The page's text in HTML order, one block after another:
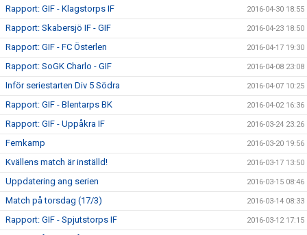
Rapport: GIF - Klagstorps IF 2016-04-30 18:55
Rapport: Skabersjö IF - GIF 2016-04-23 18:50
Rapport: GIF - FC Österlen 2016-04-17 19:30
Rapport: SoGK Charlo - GIF 2016-04-08 23:08
Inför seriestarten Div 5 Södra 2016-04-07 10:25
Rapport: GIF - Blentarps BK 2016-04-02 16:36
Rapport: GIF - Uppåkra IF 2016-03-24 23:26
Femkamp 2016-03-20 19:56
Kvällens match är inställd! 2016-03-17 13:50
Uppdatering ang serien 2016-03-15 08:46
Match på torsdag (17/3) 2016-03-14 08:33
Rapport: GIF - Spjutstorps IF 2016-03-12 17:15